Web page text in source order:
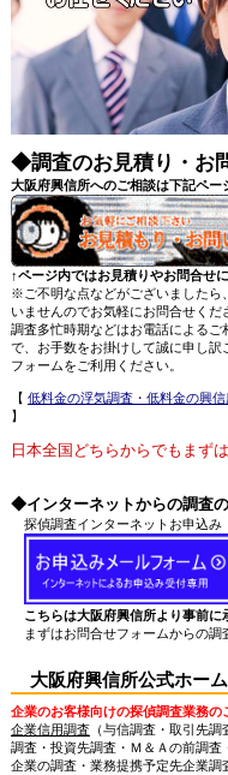
◆調査のお見積り・お
大阪府興信所へのご相談は下記ペー
↑ページ内ではお見積りやお問合せ
※ご不明な点などがございましたら
いませんのでお気軽にお問合せくだ
調査多忙時期などはお電話による
で、お手数をお掛けして誠に申し
フォームをご利用ください。
【 低料金の浮気調査・低料金の興
】
日本全国どちらからでもまず
◆インターネットからの調査
探偵調査インターネットお申込み
こちらは大阪府興信所より事前に
まずはお問合せフォームからの調
大阪府興信所公式ホー
企業のお客様向けの探偵調査業務の
企業信用調査（与信調査・取引先調
調査・投資先調査・Ｍ＆Ａの前調
企業の調査・業務提携予定先企業